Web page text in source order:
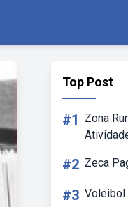
Top Post
#1
Zona
#2 Zeca
#3 Voleibol